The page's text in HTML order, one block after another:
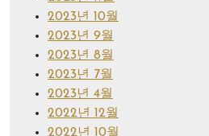
2023년 10월
2023년 9월
2023년 8월
2023년 7월
2023년 4월
2022년 12월
2022년 10월